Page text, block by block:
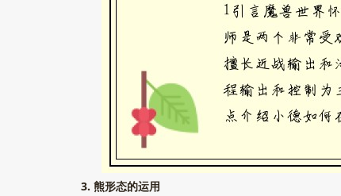
3. 熊形态的运用